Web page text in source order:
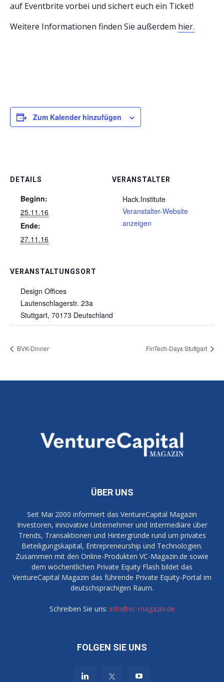
auf Eventbrite vorbei und sichert euch ein Ticket!
Weitere Informationen finden Sie außerdem hier.
Zum Kalender hinzufügen
DETAILS
Beginn:
25.11.16
Ende:
27.11.16
VERANSTALTUNGSORT
Design Offices
Lautenschlagerstr. 23a
Stuttgart, 70173 Deutschland
VERANSTALTER
Hack.Institute
Veranstalter-Website
anzeigen
BVK-Dinner FinTech-Days Stuttgart
ÜBER UNS
Seit Mai 2000 informiert das VentureCapital Magazin
Investoren, innovative Unternehmer und Intermediäre über
Trends, Transaktionen und Hintergründe rund um privates
Beteiligungskapital, Entrepreneurship und Technologien.
Zusammen mit den Online-Produkten VC-Magazin.de sowie
dem wöchentlichen Private Equity Flash bildet das
VentureCapital Magazin das führende Private Equity-Portal im
deutschsprachigen Raum.
Schreiben Sie uns: info@vc-magazin.de
FOLGEN SIE UNS